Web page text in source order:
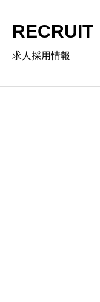
RECRUIT
求人採用情報